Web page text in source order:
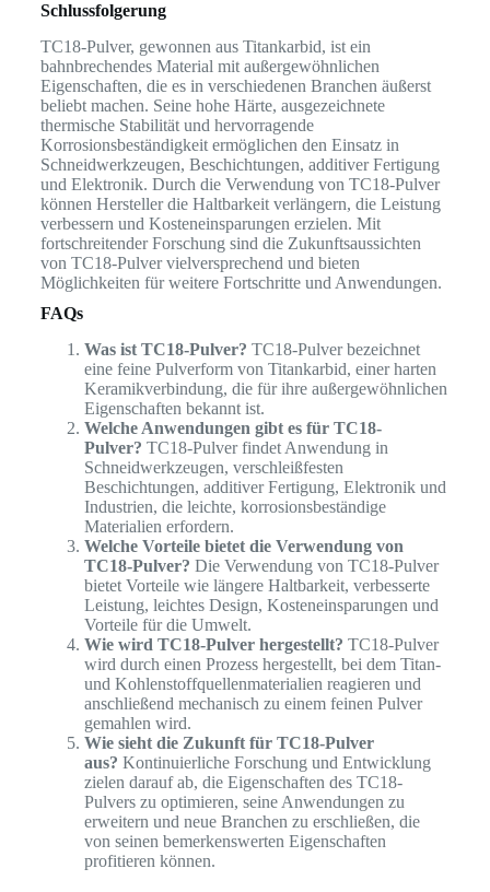
Schlussfolgerung
TC18-Pulver, gewonnen aus Titankarbid, ist ein
bahnbrechendes Material mit außergewöhnlichen
Eigenschaften, die es in verschiedenen Branchen äußerst
beliebt machen. Seine hohe Härte, ausgezeichnete
thermische Stabilität und hervorragende
Korrosionsbeständigkeit ermöglichen den Einsatz in
Schneidwerkzeugen, Beschichtungen, additiver Fertigung
und Elektronik. Durch die Verwendung von TC18-Pulver
können Hersteller die Haltbarkeit verlängern, die Leistung
verbessern und Kosteneinsparungen erzielen. Mit
fortschreitender Forschung sind die Zukunftsaussichten
von TC18-Pulver vielversprechend und bieten
Möglichkeiten für weitere Fortschritte und Anwendungen.
FAQs
Was ist TC18-Pulver? TC18-Pulver bezeichnet
eine feine Pulverform von Titankarbid, einer harten
Keramikverbindung, die für ihre außergewöhnlichen
Eigenschaften bekannt ist.
Welche Anwendungen gibt es für TC18-
Pulver? TC18-Pulver findet Anwendung in
Schneidwerkzeugen, verschleißfesten
Beschichtungen, additiver Fertigung, Elektronik und
Industrien, die leichte, korrosionsbeständige
Materialien erfordern.
Welche Vorteile bietet die Verwendung von
TC18-Pulver? Die Verwendung von TC18-Pulver
bietet Vorteile wie längere Haltbarkeit, verbesserte
Leistung, leichtes Design, Kosteneinsparungen und
Vorteile für die Umwelt.
Wie wird TC18-Pulver hergestellt? TC18-Pulver
wird durch einen Prozess hergestellt, bei dem Titan-
und Kohlenstoffquellenmaterialien reagieren und
anschließend mechanisch zu einem feinen Pulver
gemahlen wird.
Wie sieht die Zukunft für TC18-Pulver
aus? Kontinuierliche Forschung und Entwicklung
zielen darauf ab, die Eigenschaften des TC18-
Pulvers zu optimieren, seine Anwendungen zu
erweitern und neue Branchen zu erschließen, die
von seinen bemerkenswerten Eigenschaften
profitieren können.